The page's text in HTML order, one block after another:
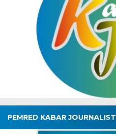
PEMRED KABAR JOURNALIST